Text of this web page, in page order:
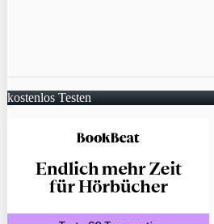
kostenlos Testen